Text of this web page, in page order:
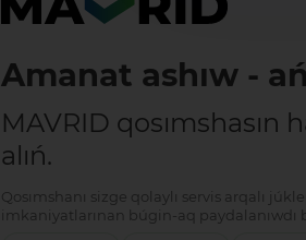
Amanat ashıw -
MAVRID qosımshasın
alıń.
Qosımshanı sizge qolaylı servis arqalı
imkaniyatlarınan búgin-aq paydalanıwdı